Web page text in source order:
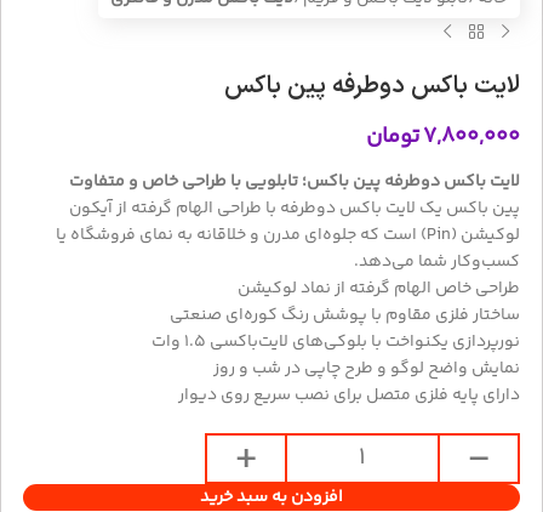
لایت باکس دوطرفه پین باکس
۷,۸۰۰,۰۰۰تومان
لایت باکس دوطرفه پین باکس؛ تابلویی با طراحی خاص و متفاوت
پین باکس یک لایت باکس دوطرفه با طراحی الهام گرفته از آیکون
لوکیشن (Pin) است که جلوه‌ای مدرن و خلاقانه به نمای فروشگاه یا
کسب‌وکار شما می‌دهد.
طراحی خاص الهام گرفته از نماد لوکیشن
ساختار فلزی مقاوم با پوشش رنگ کوره‌ای صنعتی
نورپردازی یکنواخت با بلوکی‌های لایت‌باکسی ۱.۵ وات
نمایش واضح لوگو و طرح چاپی در شب و روز
دارای پایه فلزی متصل برای نصب سریع روی دیوار
افزودن به سبد خرید